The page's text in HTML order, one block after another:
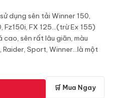
dụng sên tải Winner 150,
FX 125...(trừ Ex 155)
cao, sên rất lâu giãn, màu
Sport, Winner...là một
🛒 Mua Ngay